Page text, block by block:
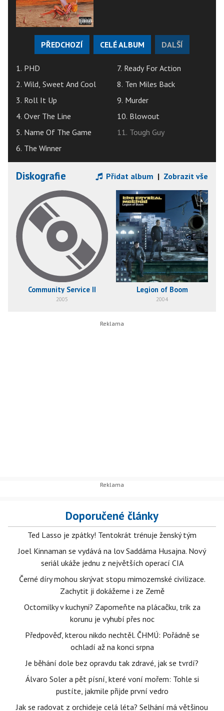
PŘEDCHOZÍ CELÉ ALBUM DALŠÍ
1. PHD
2. Wild, Sweet And Cool
3. Roll It Up
4. Over The Line
5. Name Of The Game
6. The Winner
7. Ready For Action
8. Ten Miles Back
9. Murder
10. Blowout
11. Tough Guy
Diskografie Přidat album | Zobrazit vše
Community Service II
2005
Legion of Boom
2004
Doporučené články
Ted Lasso je zpátky! Tentokrát trénuje ženský tým
Joel Kinnaman se vydává na lov Saddáma Husajna. Nový
seriál ukáže jednu z největších operací CIA
Černé díry mohou skrývat stopu mimozemské civilizace.
Zachytit ji dokážeme i ze Země
Octomilky v kuchyni? Zapomeňte na plácačku, trik za
korunu je vyhubí přes noc
Předpověď, kterou nikdo nechtěl. ČHMÚ: Pořádně se
ochladí až na konci srpna
Je běhání dole bez opravdu tak zdravé, jak se tvrdí?
Álvaro Soler a pět písní, které voní mořem: Tohle si
pustíte, jakmile přijde první vedro
Jak se radovat z orchideje celá léta? Selhání má většinou